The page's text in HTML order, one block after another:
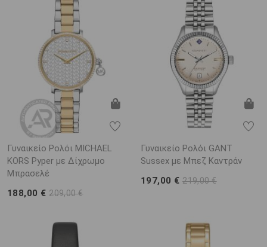
Γυναικείο Ρολόι MICHAEL
KORS Pyper με Δίχρωμο
Μπρασελέ
188,00 €209,00 €
Γυναικείο Ρολόι GANT
Sussex με Μπεζ Καντράν
197,00 €219,00 €